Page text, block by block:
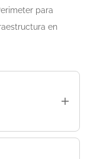
para
en